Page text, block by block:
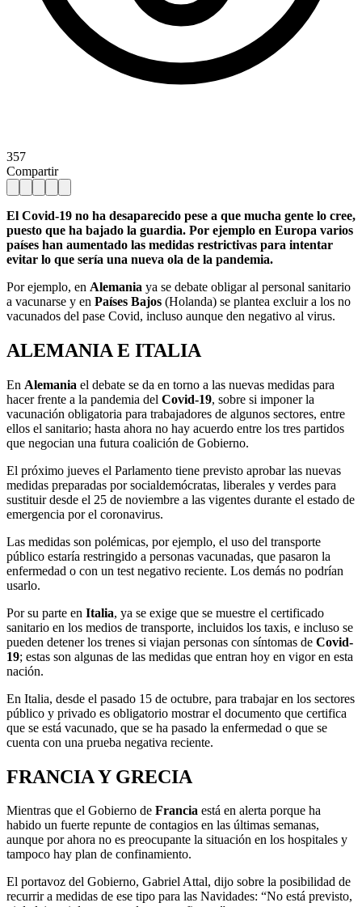
357
Compartir
El Covid-19 no ha desaparecido pese a que mucha gente lo cree,
puesto que ha bajado la guardia. Por ejemplo en Europa varios
países han aumentado las medidas restrictivas para intentar
evitar lo que sería una nueva ola de la pandemia.
Por ejemplo, en Alemania ya se debate obligar al personal sanitario
a vacunarse y en Países Bajos (Holanda) se plantea excluir a los no
vacunados del pase Covid, incluso aunque den negativo al virus.
ALEMANIA E ITALIA
En Alemania el debate se da en torno a las nuevas medidas para
hacer frente a la pandemia del Covid-19, sobre si imponer la
vacunación obligatoria para trabajadores de algunos sectores, entre
ellos el sanitario; hasta ahora no hay acuerdo entre los tres partidos
que negocian una futura coalición de Gobierno.
El próximo jueves el Parlamento tiene previsto aprobar las nuevas
medidas preparadas por socialdemócratas, liberales y verdes para
sustituir desde el 25 de noviembre a las vigentes durante el estado de
emergencia por el coronavirus.
Las medidas son polémicas, por ejemplo, el uso del transporte
público estaría restringido a personas vacunadas, que pasaron la
enfermedad o con un test negativo reciente. Los demás no podrían
usarlo.
Por su parte en Italia, ya se exige que se muestre el certificado
sanitario en los medios de transporte, incluidos los taxis, e incluso se
pueden detener los trenes si viajan personas con síntomas de Covid-
19; estas son algunas de las medidas que entran hoy en vigor en esta
nación.
En Italia, desde el pasado 15 de octubre, para trabajar en los sectores
público y privado es obligatorio mostrar el documento que certifica
que se está vacunado, que se ha pasado la enfermedad o que se
cuenta con una prueba negativa reciente.
FRANCIA Y GRECIA
Mientras que el Gobierno de Francia está en alerta porque ha
habido un fuerte repunte de contagios en las últimas semanas,
aunque por ahora no es preocupante la situación en los hospitales y
tampoco hay plan de confinamiento.
El portavoz del Gobierno, Gabriel Attal, dijo sobre la posibilidad de
recurrir a medidas de ese tipo para las Navidades: “No está previsto,